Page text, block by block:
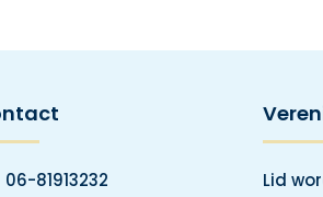
06-81913232 Lid